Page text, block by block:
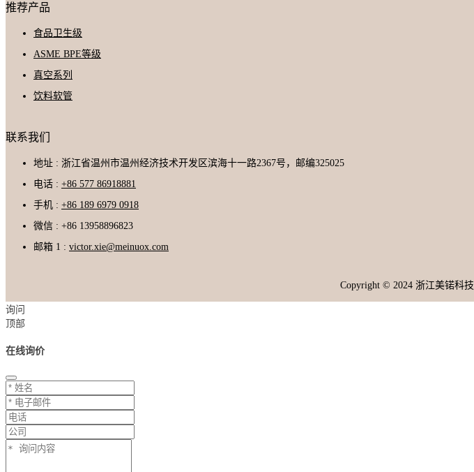
推荐产品
食品卫生级
ASME BPE等级
真空系列
饮料软管
联系我们
地址 : 浙江省温州市温州经济技术开发区滨海十一路2367号，邮编325025
电话 : +86 577 86918881
手机 : +86 189 6979 0918
微信 : +86 13958896823
邮箱 1 : victor.xie@meinuox.com
Copyright © 2024 浙江美锘科
询问
顶部
在线询价